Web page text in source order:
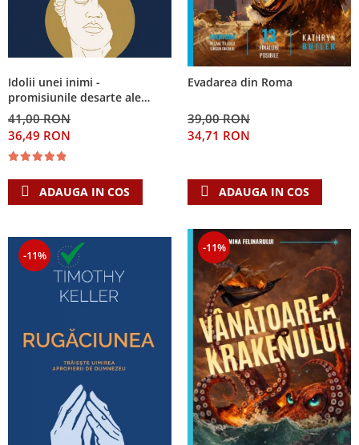
Idolii unei inimi -
promisiunile desarte ale
banilor, sexului si puterii si
Singura Nadejde care
conteaza
41,00 RON
36,49 RON
ADAUGA IN COS
Evadarea din Roma
39,00 RON
34,71 RON
ADAUGA IN COS
-11%
-11%